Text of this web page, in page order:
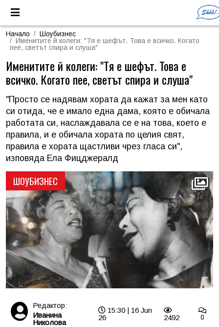
Начало
Шоубизнес
Именитите й колеги: "Тя е шефът. Това е всичко. Когато
пее, светът спира и слуша"
ШОУБИЗНЕС
Именитите й колеги: "Тя е шефът. Това е
всичко. Когато пее, светът спира и слуша"
"Просто се надявам хората да кажат за мен като
си отида, че е имало една дама, която е обичала
работата си, наслаждавала се е на това, което е
правила, и е обичала хората по целия свят,
правила е хората щастливи чрез гласа си",
изповяда Ела Фицджералд
Редактор:
Иванина
Николова
15:30 | 16 Jun
26
2492 0